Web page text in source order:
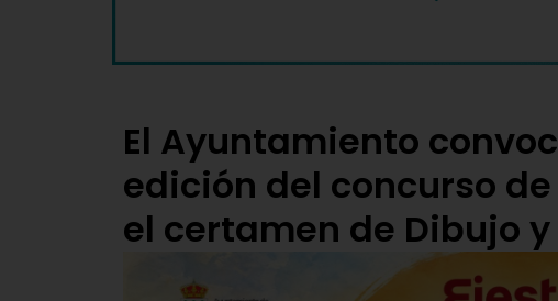
El Ayuntamiento
edición del concurso
el certamen de Dibujo